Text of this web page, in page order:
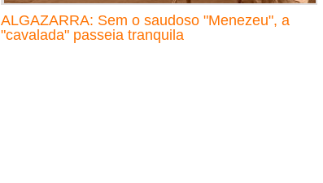
ALGAZARRA: Sem o saudoso "Menezeu", a
"cavalada" passeia tranquila